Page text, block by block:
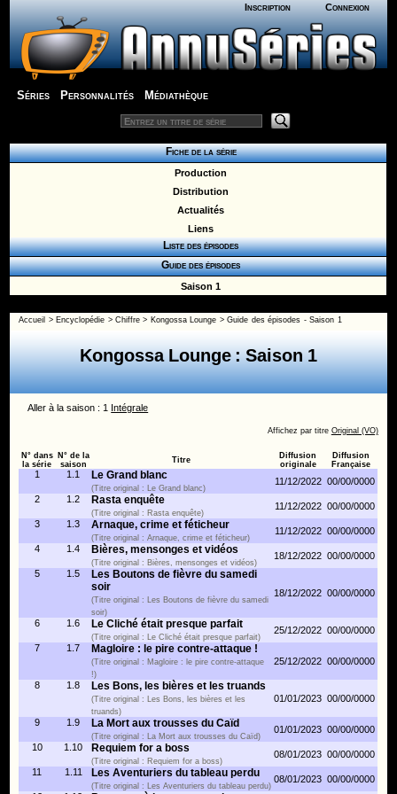
Inscription Connexion
Séries Personnalités Médiathèque
Fiche de la série
Production
Distribution
Actualités
Liens
Liste des épisodes
Guide des épisodes
Saison 1
Accueil > Encyclopédie >Chiffre > Kongossa Lounge >Guide des épisodes - Saison 1
Kongossa Lounge : Saison 1
Aller à la saison : 1 Intégrale
Affichez par titre Original (VO)
N° dans
la série
N° de la
saison
Titre
Diffusion
originale
Diffusion
Française
1 1.1 Le Grand blanc
(Titre original : Le Grand blanc)
11/12/2022 00/00/0000
2
1.2 Rasta enquête
(Titre original : Rasta enquête)
11/12/2022 00/00/0000
3
1.3 Arnaque, crime et féticheur
(Titre original : Arnaque, crime et féticheur)
11/12/2022 00/00/0000
4
1.4 Bières, mensonges et vidéos
(Titre original : Bières, mensonges et vidéos)
18/12/2022 00/00/0000
5
1.5
Les Boutons de fièvre du samedi
soir
(Titre original : Les Boutons de fièvre du samedi
soir)
18/12/2022 00/00/0000
6 1.6 Le Cliché était presque parfait
(Titre original : Le Cliché était presque parfait)
25/12/2022 00/00/0000
7
1.7 Magloire : le pire contre-attaque !
(Titre original : Magloire : le pire contre-attaque
!)
25/12/2022 00/00/0000
8 1.8 Les Bons, les bières et les truands
(Titre original : Les Bons, les bières et les
truands)
01/01/2023 00/00/0000
9 1.9 La Mort aux trousses du Caïd
(Titre original : La Mort aux trousses du Caïd)
01/01/2023 00/00/0000
10
1.10 Requiem for a boss
(Titre original : Requiem for a boss)
08/01/2023 00/00/0000
11
1.11 Les Aventuriers du tableau perdu
(Titre original : Les Aventuriers du tableau perdu)
08/01/2023 00/00/0000